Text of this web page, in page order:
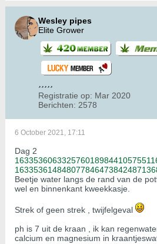
Wesley pipes
Elite Grower
Registratie op: Mar 2020
Berichten: 2578
6 October 2021, 17:11
Dag 2
Beetje water langs de rand van de
wel en binnenkant kweekkasje.
Strek of geen strek , twijfelgeval
ph is 7 uit de kraan , ik kan
calcium en magnesium in